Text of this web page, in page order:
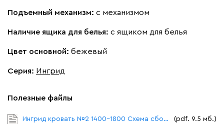
Подъемный механизм: с механизмом
Наличие ящика для белья: с ящиком для белья
Цвет основной: бежевый
Серия: Ингрид
Полезные файлы
Ингрид кровать №2 1400-1800 Схема сборки.pdf (pdf. 9.5 мб.)